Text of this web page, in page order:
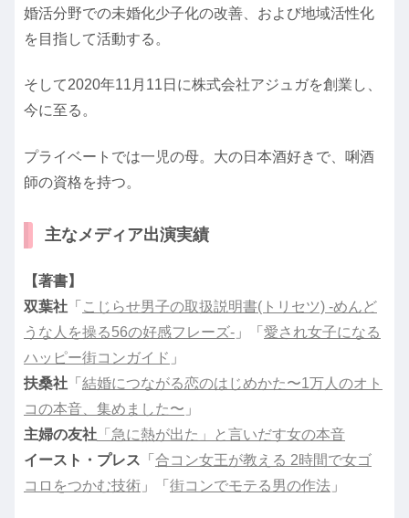
婚活分野での未婚化少子化の改善、および地域活性化
を目指して活動する。
そして2020年11月11日に株式会社アジュガを創業し、
今に至る。
プライベートでは一児の母。大の日本酒好きで、唎酒
師の資格を持つ。
主なメディア出演実績
【著書】
双葉社 「 こじらせ男子の取扱説明書(トリセツ) -めんど
うな人を操る56の好感フレーズ- 」「 愛され女子になる
ハッピー街コンガイド 」
扶桑社 「 結婚につながる恋のはじめかた〜1万人のオト
コの本音、集めました〜 」
主婦の友社 「急に熱が出た」と言いだす女の本音
イースト・プレス 「 合コン女王が教える 2時間で女ゴ
コロをつかむ技術 」「 街コンでモテる男の作法 」